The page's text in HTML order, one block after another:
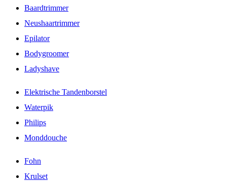
Baardtrimmer
Neushaartrimmer
Epilator
Bodygroomer
Ladyshave
Elektrische Tandenborstel
Waterpik
Philips
Monddouche
Fohn
Krulset